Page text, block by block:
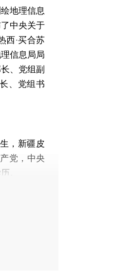
地理信息
中央关于
西·买合苏
信息局局
、党组副
、党组书
，新疆皮
党，中央
。